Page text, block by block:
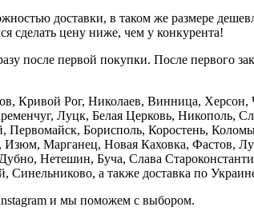
доставки, в таком же размере
сделать цену ниже, чем у конкурента!
после первой покупки. После первого
Кривой Рог, Николаев, Винница,
Луцк, Белая Церковь, Никополь,
Борисполь, Коростень,
Марганец, Новая Каховка, Фастов,
Нетешин, Буча, Слава
а также доставка по
и мы поможем с выбором.